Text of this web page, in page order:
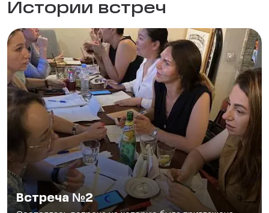
Истории встреч
Встреча №2